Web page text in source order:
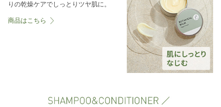
りの乾燥ケアでしっとりツヤ肌に。
商品はこちら